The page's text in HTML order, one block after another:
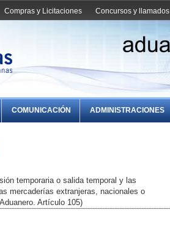
Concursos y llamados
Compras y Licitaciones
COMUNICACIÓN ADMINISTRACIONES
temporaria o salida temporal y las
mercaderías extranjeras, nacionales o
Artículo 105)